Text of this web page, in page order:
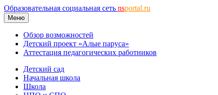
Образовательная социальная сеть nsportal.ru
Меню
Обзор возможностей
Детский проект «Алые паруса»
Аттестация педагогических работников
Детский сад
Начальная школа
Школа